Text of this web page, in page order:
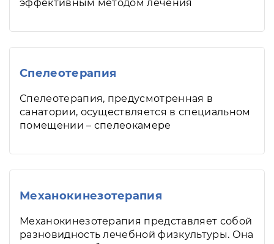
эффективным методом лечения
Спелеотерапия
Спелеотерапия, предусмотренная в
санатории, осуществляется в специальном
помещении – спелеокамере
Механокинезотерапия
Механокинезотерапия представляет собой
разновидность лечебной физкультуры. Она